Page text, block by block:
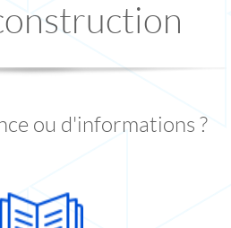
ou d'informations ?